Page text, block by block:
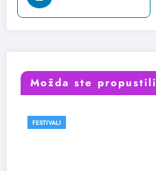
Možda ste propustili